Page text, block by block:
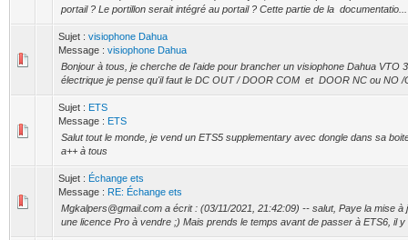
portail ? Le portillon serait intégré au portail ? Cette partie de la documentatio...
Sujet : visiophone Dahua
Message : visiophone Dahua
Bonjour à tous, je cherche de l'aide pour brancher un visiophone Dahua VTO
électrique je pense qu'il faut le DC OUT / DOOR COM et DOOR NC ou NO /
Sujet : ETS
Message : ETS
Salut tout le monde, je vend un ETS5 supplementary avec dongle dans sa
a++ à tous
Sujet : Échange ets
Message : RE: Échange ets
Mgkalpers@gmail.com a écrit : (03/11/2021, 21:42:09) -- salut, Paye la mise
une licence Pro à vendre ;) Mais prends le temps avant de passer à ETS6, il